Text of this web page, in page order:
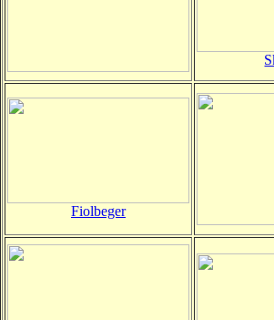
Fiolbeger